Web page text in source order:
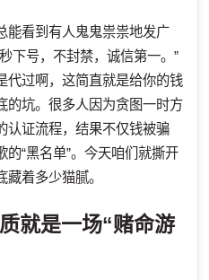
能看到有人鬼鬼祟祟地发广
下号，不封禁，诚信第一。”
代过啊，这简直就是给你的钱
的坑。很多人因为贪图一时方
认证流程，结果不仅钱被骗
“黑名单”。今天咱们就撕开
着多少猫腻。
就是一场“赌命游